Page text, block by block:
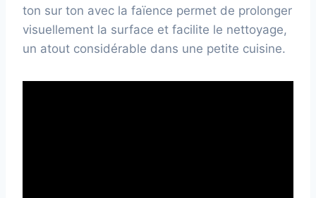
ton sur ton avec la faïence permet de prolonger
visuellement la surface et facilite le nettoyage,
un atout considérable dans une petite cuisine.